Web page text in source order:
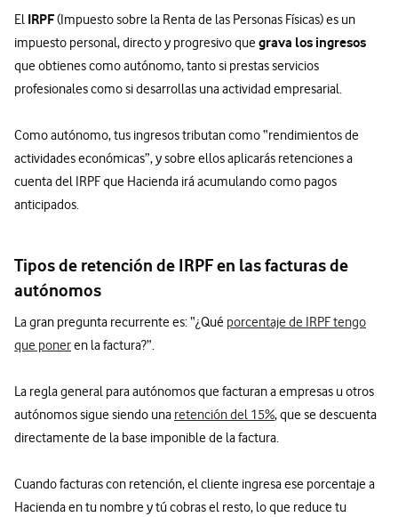
El IRPF(Impuesto sobre la Renta de las Personas Físicas) es un
impuesto personal, directo y progresivo quegrava los ingresos
que obtienes como autónomo, tanto si prestas servicios
profesionales como si desarrollas una actividad empresarial.
Como autónomo, tus ingresos tributan como “rendimientos de
actividades económicas”, y sobre ellos aplicarás retenciones a
cuenta del IRPF que Hacienda irá acumulando como pagos
anticipados.
Tipos de retención de IRPF en las facturas de
autónomos
La gran pregunta recurrente es: “¿Qué porcentaje de IRPF tengo
que poneren la factura?”.
La regla general para autónomos que facturan a empresas u otros
autónomos sigue siendo una retención del 15%, que se descuenta
directamente de la base imponible de la factura.
Cuando facturas con retención, el cliente ingresa ese porcentaje a
Hacienda en tu nombre y tú cobras el resto, lo que reduce tu